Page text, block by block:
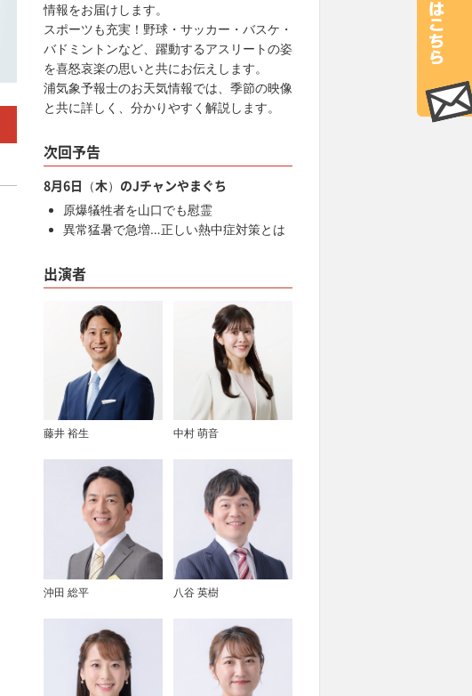
情報をお届けします。
スポーツも充実！野球・サッカー・バスケ・
バドミントンなど、躍動するアスリートの姿
を喜怒哀楽の思いと共にお伝えします。
浦気象予報士のお天気情報では、季節の映像
と共に詳しく、分かりやすく解説します。
次回予告
8月6日（木）のJチャンやまぐち
原爆犠牲者を山口でも慰霊
異常猛暑で急増…正しい熱中症対策とは
出演者
藤井 裕生 中村 萌音
沖田 総平 八谷 英樹